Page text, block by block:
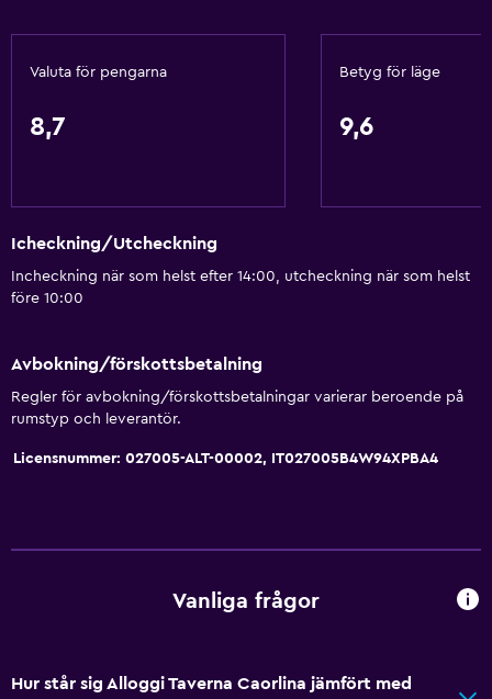
Valuta för pengarna
8,7
Betyg för läge
9,6
Icheckning/Utcheckning
Incheckning när som helst efter 14:00, utcheckning när som helst
före 10:00
Avbokning/förskottsbetalning
Regler för avbokning/förskottsbetalningar varierar beroende på
rumstyp och leverantör.
Licensnummer: 027005-ALT-00002, IT027005B4W94XPBA4
Vanliga frågor
Hur står sig Alloggi Taverna Caorlina jämfört med